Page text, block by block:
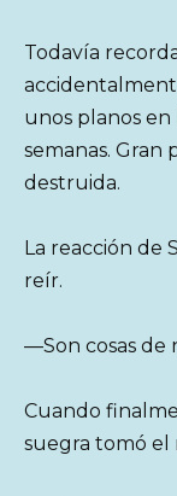
Todavía
unos planos
semanas.
destruida.
La reacción de
reír.
—Son cosas de
Cuando
suegra tomó el